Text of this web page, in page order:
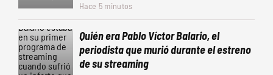
Hace 5 minutos
Quién era Pablo Víctor Balario, el
periodista que murió durante el estreno
de su streaming